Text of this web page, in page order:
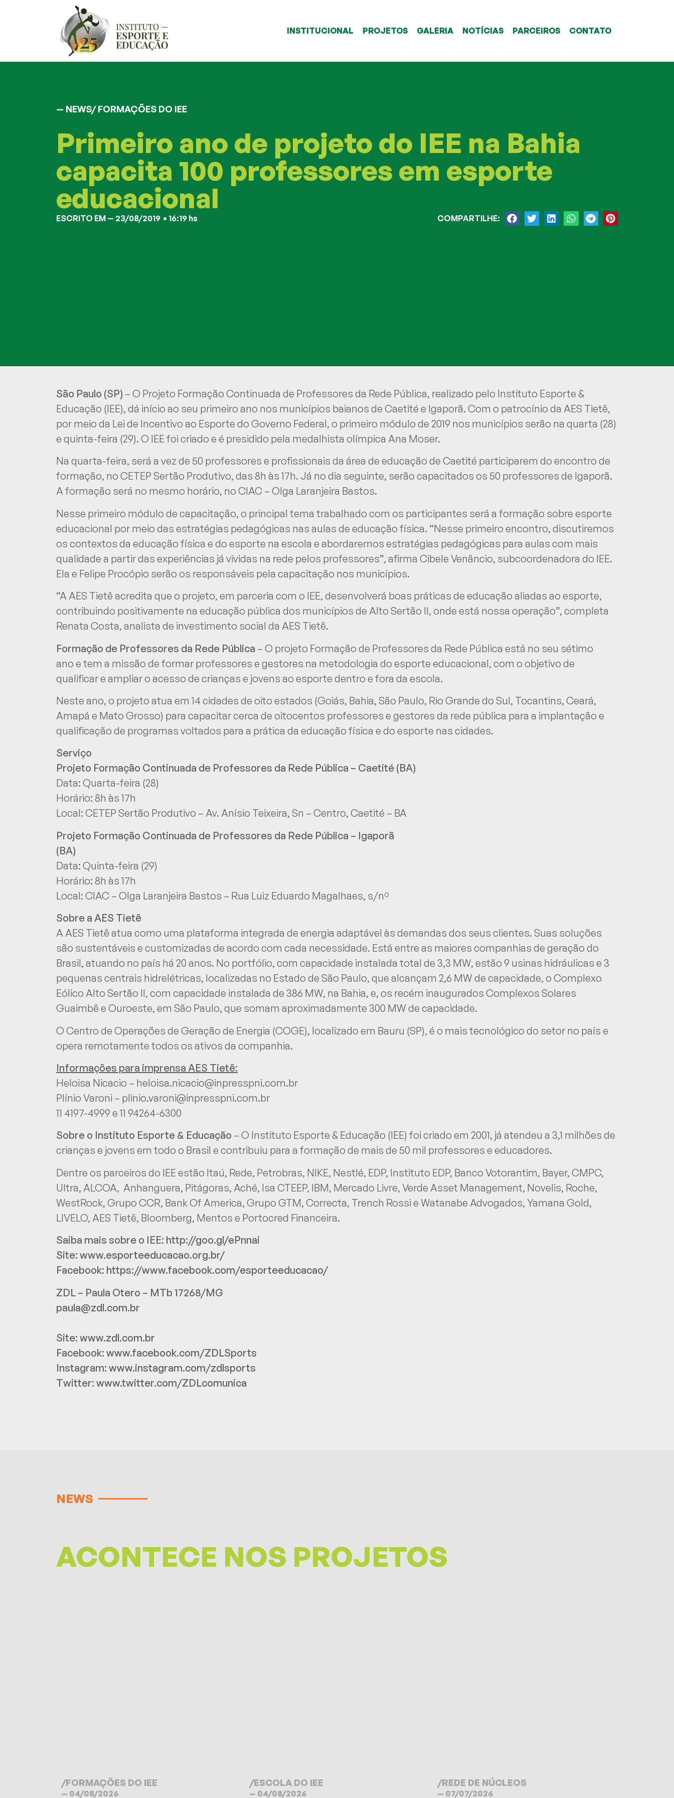
INSTITUCIONAL PROJETOS GALERIA NOTÍCIAS PARCEIROS CONTATO
— NEWS/FORMAÇÕES DO IEE
Primeiro ano de projeto do IEE na Bahia
capacita 100 professores em esporte
educacional
ESCRITO EM — 23/08/2019 • 16:19 hs COMPARTILHE:
São Paulo (SP) – O Projeto Formação Continuada de Professores da Rede Pública, realizado pelo Instituto Esporte &
Educação (IEE), dá início ao seu primeiro ano nos municípios baianos de Caetité e Igaporã. Com o patrocínio da AES Tietê,
por meio da Lei de Incentivo ao Esporte do Governo Federal, o primeiro módulo de 2019 nos municípios serão na quarta (28)
e quinta-feira (29). O IEE foi criado e é presidido pela medalhista olímpica Ana Moser.
Na quarta-feira, será a vez de 50 professores e profissionais da área de educação de Caetité participarem do encontro de
formação, no CETEP Sertão Produtivo, das 8h às 17h. Já no dia seguinte, serão capacitados os 50 professores de Igaporã.
A formação será no mesmo horário, no CIAC – Olga Laranjeira Bastos.
Nesse primeiro módulo de capacitação, o principal tema trabalhado com os participantes será a formação sobre esporte
educacional por meio das estratégias pedagógicas nas aulas de educação física. “Nesse primeiro encontro, discutiremos
os contextos da educação física e do esporte na escola e abordaremos estratégias pedagógicas para aulas com mais
qualidade a partir das experiências já vividas na rede pelos professores”, afirma Cibele Venâncio, subcoordenadora do IEE.
Ela e Felipe Procópio serão os responsáveis pela capacitação nos municípios.
“A AES Tietê acredita que o projeto, em parceria com o IEE, desenvolverá boas práticas de educação aliadas ao esporte,
contribuindo positivamente na educação pública dos municípios de Alto Sertão II, onde está nossa operação”, completa
Renata Costa, analista de investimento social da AES Tietê.
Formação de Professores da Rede Pública – O projeto Formação de Professores da Rede Pública está no seu sétimo
ano e tem a missão de formar professores e gestores na metodologia do esporte educacional, com o objetivo de
qualificar e ampliar o acesso de crianças e jovens ao esporte dentro e fora da escola.
Neste ano, o projeto atua em 14 cidades de oito estados (Goiás, Bahia, São Paulo, Rio Grande do Sul, Tocantins, Ceará,
Amapá e Mato Grosso) para capacitar cerca de oitocentos professores e gestores da rede pública para a implantação e
qualificação de programas voltados para a prática da educação física e do esporte nas cidades.
Serviço
Projeto Formação Continuada de Professores da Rede Pública – Caetité (BA)
Data: Quarta-feira (28)
Horário: 8h às 17h
Local: CETEP Sertão Produtivo – Av. Anísio Teixeira, Sn – Centro, Caetité – BA
Projeto Formação Continuada de Professores da Rede Pública – Igaporã
(BA)
Data: Quinta-feira (29)
Horário: 8h às 17h
Local: CIAC – Olga Laranjeira Bastos – Rua Luiz Eduardo Magalhaes, s/nº
Sobre a AES Tietê
A AES Tietê atua como uma plataforma integrada de energia adaptável às demandas dos seus clientes. Suas soluções
são sustentáveis e customizadas de acordo com cada necessidade. Está entre as maiores companhias de geração do
Brasil, atuando no país há 20 anos. No portfólio, com capacidade instalada total de 3,3 MW, estão 9 usinas hidráulicas e 3
pequenas centrais hidrelétricas, localizadas no Estado de São Paulo, que alcançam 2,6 MW de capacidade, o Complexo
Eólico Alto Sertão II, com capacidade instalada de 386 MW, na Bahia, e, os recém inaugurados Complexos Solares
Guaimbê e Ouroeste, em São Paulo, que somam aproximadamente 300 MW de capacidade.
O Centro de Operações de Geração de Energia (COGE), localizado em Bauru (SP), é o mais tecnológico do setor no país e
opera remotamente todos os ativos da companhia.
Informações para imprensa AES Tietê:
Heloisa Nicacio – heloisa.nicacio@inpresspni.com.br
Plínio Varoni – plinio.varoni@inpresspni.com.br
11 4197-4999 e 11 94264-6300
Sobre o Instituto Esporte & Educação – O Instituto Esporte & Educação (IEE) foi criado em 2001, já atendeu a 3,1 milhões de
crianças e jovens em todo o Brasil e contribuiu para a formação de mais de 50 mil professores e educadores.
Dentre os parceiros do IEE estão Itaú, Rede, Petrobras, NIKE, Nestlé, EDP, Instituto EDP, Banco Votorantim, Bayer, CMPC,
Ultra, ALCOA, Anhanguera, Pitágoras, Aché, Isa CTEEP, IBM, Mercado Livre, Verde Asset Management, Novelis, Roche,
WestRock, Grupo CCR, Bank Of America, Grupo GTM, Correcta, Trench Rossi e Watanabe Advogados, Yamana Gold,
LIVELO, AES Tietê, Bloomberg, Mentos e Portocred Financeira.
Saiba mais sobre o IEE: http://goo.gl/ePnnai
Site: www.esporteeducacao.org.br/
Facebook: https://www.facebook.com/esporteeducacao/
ZDL – Paula Otero – MTb 17268/MG
paula@zdl.com.br
Site: www.zdl.com.br
Facebook: www.facebook.com/ZDLSports
Instagram: www.instagram.com/zdlsports
Twitter: www.twitter.com/ZDLcomunica
NEWS
ACONTECE NOS PROJETOS
/FORMAÇÕES DO IEE
— 04/08/2026
/ESCOLA DO IEE
— 04/08/2026
/REDE DE NÚCLEOS
— 07/07/2026